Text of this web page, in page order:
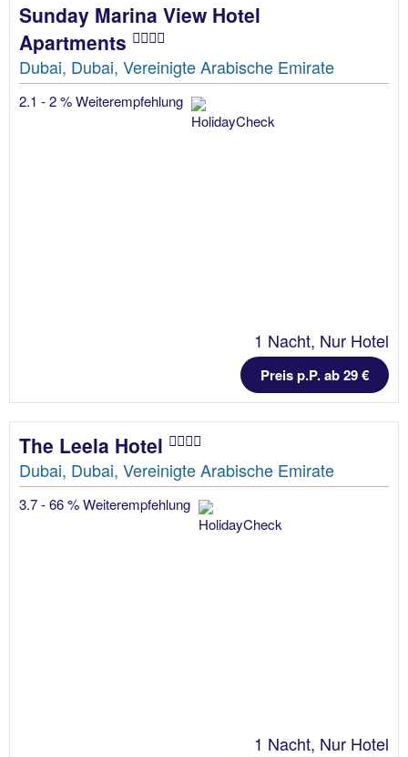
Sunday Marina View Hotel
Apartments
Dubai, Dubai, Vereinigte Arabische Emirate
2.1 - 2 % Weiterempfehlung
1 Nacht, Nur Hotel
Preis p.P. ab 29 €
The Leela Hotel
Dubai, Dubai, Vereinigte Arabische Emirate
3.7 - 66 % Weiterempfehlung
1 Nacht, Nur Hotel